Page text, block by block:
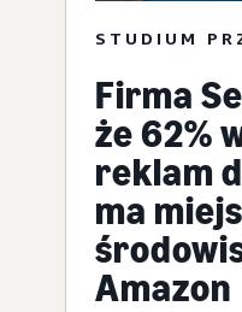
STUDIUM
Firma
że 62%
reklam
ma
Amazon